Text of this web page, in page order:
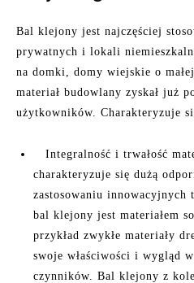
Bal klejony jest najczęściej
prywatnych i lokali
na domki, domy wiejskie o
materiał budowlany zyskał już
użytkowników. Charakteryzuje
Integralność i trwałość
charakteryzuje się dużą
zastosowaniu
bal klejony jest materiałem
przykład zwykłe materiały
swoje właściwości i wygląd
czynników. Bal klejony z